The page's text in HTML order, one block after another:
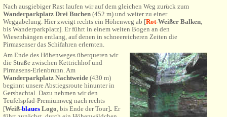
Nach ausgiebiger Rast laufen wir auf dem gleichen Weg zurück zum
Wanderparkplatz Drei Buchen (452 m) und weiter zu einer
Weggabelung. Hier zweigt rechts ein Höhenweg ab [Rot-Weißer Balken,
bis Wanderparkplatz]. Er führt in einem weiten Bogen an den
Wiesenhängen entlang, auf denen in schneereicheren Zeiten die
Pirmasenser das Schifahren erlernten.
Am Ende des Höhenweges überqueren wir
die Straße zwischen Kettrichhof und
Pirmasens-Erlenbrunn.Am
Wanderparkplatz Nachtweide (430 m)
beginnt unsere Abstiegsroute hinunter in
Gersbachtal. Dazu nehmen wir den
Teufelspfad-Premiumweg nach rechts
[Weiß-blaues Logo, bis Ende der Tour]. Er